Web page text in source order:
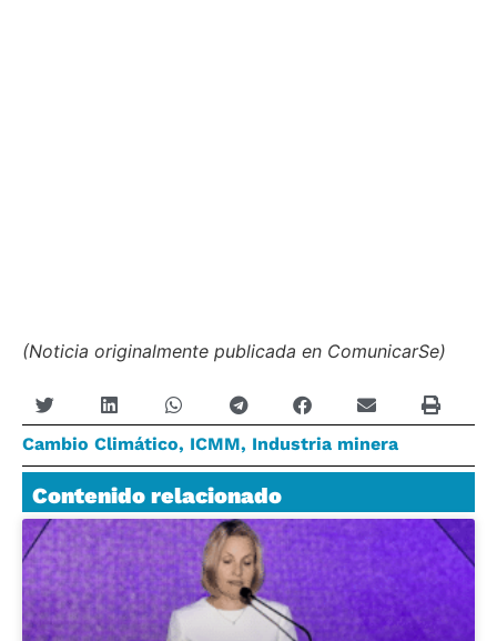
(Noticia originalmente publicada en ComunicarSe)
Cambio Climático, ICMM, Industria minera
Contenido relacionado